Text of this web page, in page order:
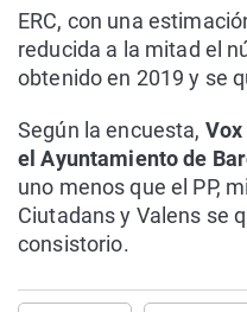
ERC, con una
reducida a la mitad el
obtenido en 2019 y se
Según la encuesta,
el Ayuntamiento de
uno menos que el PP,
Ciutadans y Valens se
consistorio.